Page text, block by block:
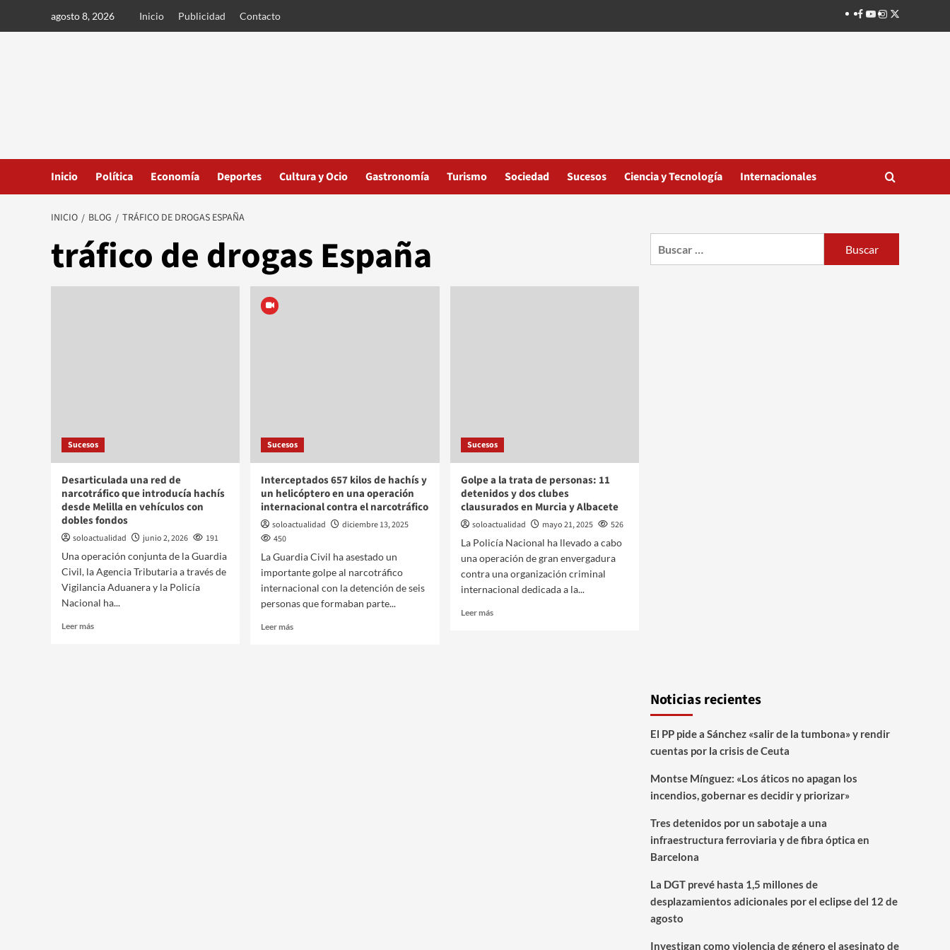
agosto 8, 2026 Inicio Publicidad Contacto Facebook
Youtube
Instagram
Twitter
Inicio Política Economía Deportes Cultura y Ocio Gastronomía Turismo Sociedad Sucesos Ciencia y Tecnología Internacionales
INICIO BLOG TRÁFICO DE DROGAS ESPAÑA
tráfico de drogas España
Sucesos
Desarticulada una red de
narcotráfico que introducía hachís
desde Melilla en vehículos con
dobles fondos
soloactualidad junio 2, 2026
191
Una operación conjunta de la Guardia
Civil, la Agencia Tributaria a través de
Vigilancia Aduanera y la Policía
Nacional ha...
Leer más
Sucesos
Interceptados 657 kilos de hachís y
un helicóptero en una operación
internacional contra el narcotráfico
soloactualidad
diciembre 13, 2025
450
La Guardia Civil ha asestado un
importante golpe al narcotráfico
internacional con la detención de seis
personas que formaban parte...
Leer más
Sucesos
Golpe a la trata de personas: 11
detenidos y dos clubes
clausurados en Murcia y Albacete
soloactualidad mayo 21, 2025
526
La Policía Nacional ha llevado a cabo
una operación de gran envergadura
contra una organización criminal
internacional dedicada a la...
Leer más
Noticias recientes
El PP pide a Sánchez «salir de la tumbona» y rendir
cuentas por la crisis de Ceuta
Montse Mínguez: «Los áticos no apagan los
incendios, gobernar es decidir y priorizar»
Tres detenidos por un sabotaje a una
infraestructura ferroviaria y de fibra óptica en
Barcelona
La DGT prevé hasta 1,5 millones de
desplazamientos adicionales por el eclipse del 12 de
agosto
Investigan como violencia de género el asesinato de